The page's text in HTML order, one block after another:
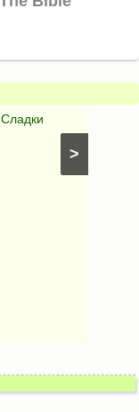
>
Сладки
питка
на
мама